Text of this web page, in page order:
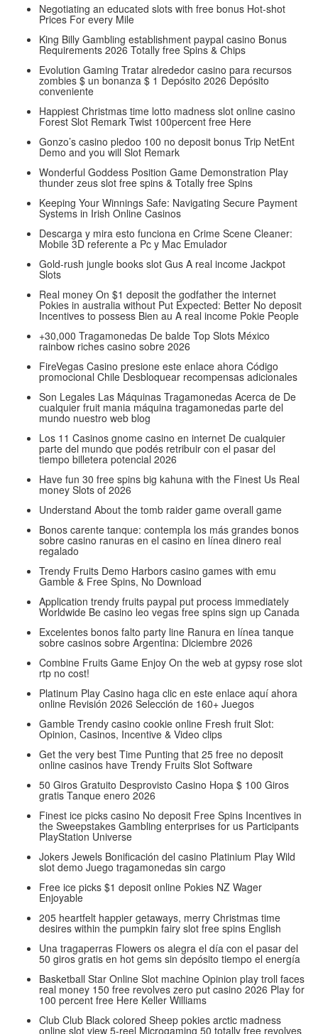
Negotiating an educated slots with free bonus Hot-shot
Prices For every Mile
King Billy Gambling establishment paypal casino Bonus
Requirements 2026 Totally free Spins & Chips
Evolution Gaming Tratar alrededor casino para recursos
zombies $ un bonanza $ 1 Depósito 2026 Depósito
conveniente
Happiest Christmas time lotto madness slot online casino
Forest Slot Remark Twist 100percent free Here
Gonzo’s casino pledoo 100 no deposit bonus Trip NetEnt
Demo and you will Slot Remark
Wonderful Goddess Position Game Demonstration Play
thunder zeus slot free spins & Totally free Spins
Keeping Your Winnings Safe: Navigating Secure Payment
Systems in Irish Online Casinos
Descarga y mira esto funciona en Crime Scene Cleaner:
Mobile 3D referente a Pc y Mac Emulador
Gold-rush jungle books slot Gus A real income Jackpot
Slots
Real money On $1 deposit the godfather the internet
Pokies in australia without Put Expected: Better No deposit
Incentives to possess Bien au A real income Pokie People
+30,000 Tragamonedas De balde Top Slots México
rainbow riches casino sobre 2026
FireVegas Casino presione este enlace ahora Código
promocional Chile Desbloquear recompensas adicionales
Son Legales Las Máquinas Tragamonedas Acerca de De
cualquier fruit mania máquina tragamonedas parte del
mundo nuestro web blog
Los 11 Casinos gnome casino en internet De cualquier
parte del mundo que podés retribuir con el pasar del
tiempo billetera potencial 2026
Have fun 30 free spins big kahuna with the Finest Us Real
money Slots of 2026
Understand About the tomb raider game overall game
Bonos carente tanque: contempla los más grandes bonos
sobre casino ranuras en el casino en línea dinero real
regalado
Trendy Fruits Demo Harbors casino games with emu
Gamble & Free Spins, No Download
Application trendy fruits paypal put process immediately
Worldwide Be casino leo vegas free spins sign up Canada
Excelentes bonos falto party line Ranura en línea tanque
sobre casinos sobre Argentina: Diciembre 2026
Combine Fruits Game Enjoy On the web at gypsy rose slot
rtp no cost!
Platinum Play Casino haga clic en este enlace aquí ahora
online Revisión 2026 Selección de 160+ Juegos
Gamble Trendy casino cookie online Fresh fruit Slot:
Opinion, Casinos, Incentive & Video clips
Get the very best Time Punting that 25 free no deposit
online casinos have Trendy Fruits Slot Software
50 Giros Gratuito Desprovisto Casino Hopa $ 100 Giros
gratis Tanque enero 2026
Finest ice picks casino No deposit Free Spins Incentives in
the Sweepstakes Gambling enterprises for us Participants
PlayStation Universe
Jokers Jewels Bonificación del casino Platinium Play Wild
slot demo Juego tragamonedas sin cargo
Free ice picks $1 deposit online Pokies NZ Wager
Enjoyable
205 heartfelt happier getaways, merry Christmas time
desires within the pumpkin fairy slot free spins English
Una tragaperras Flowers os alegra el día con el pasar del
50 giros gratis en hot gems sin depósito tiempo el energía
Basketball Star Online Slot machine Opinion play troll faces
real money 150 free revolves zero put casino 2026 Play for
100 percent free Here Keller Williams
Club Club Black colored Sheep pokies arctic madness
online slot view 5-reel Microgaming 50 totally free revolves